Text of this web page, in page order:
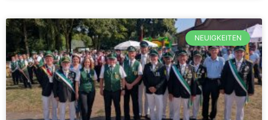
NEUIGKEITEN